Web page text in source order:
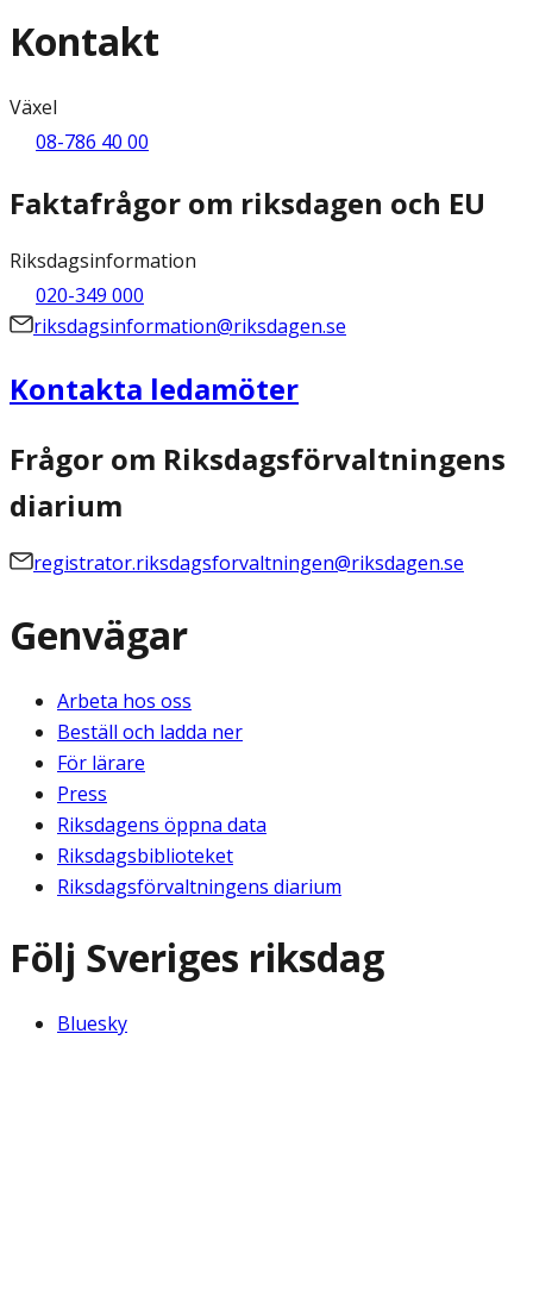
Kontakt
Växel
08-786 40 00
Faktafrågor om riksdagen och EU
Riksdagsinformation
020-349 000
riksdagsinformation@riksdagen.se
Kontakta ledamöter
Frågor om Riksdagsförvaltningens
diarium
registrator.riksdagsforvaltningen@riksdagen.se
Genvägar
Arbeta hos oss
Beställ och ladda ner
För lärare
Press
Riksdagens öppna data
Riksdagsbiblioteket
Riksdagsförvaltningens diarium
Följ Sveriges riksdag
Bluesky